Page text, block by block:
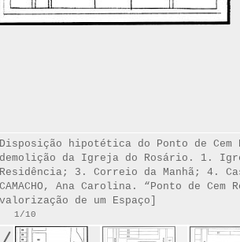
Disposição hipotética do Ponto de Cem
demolição da Igreja do Rosário. 1.
Residência; 3. Correio da Manhã; 4.
CAMACHO, Ana Carolina. “Ponto de
valorização de um Espaço]
1/10